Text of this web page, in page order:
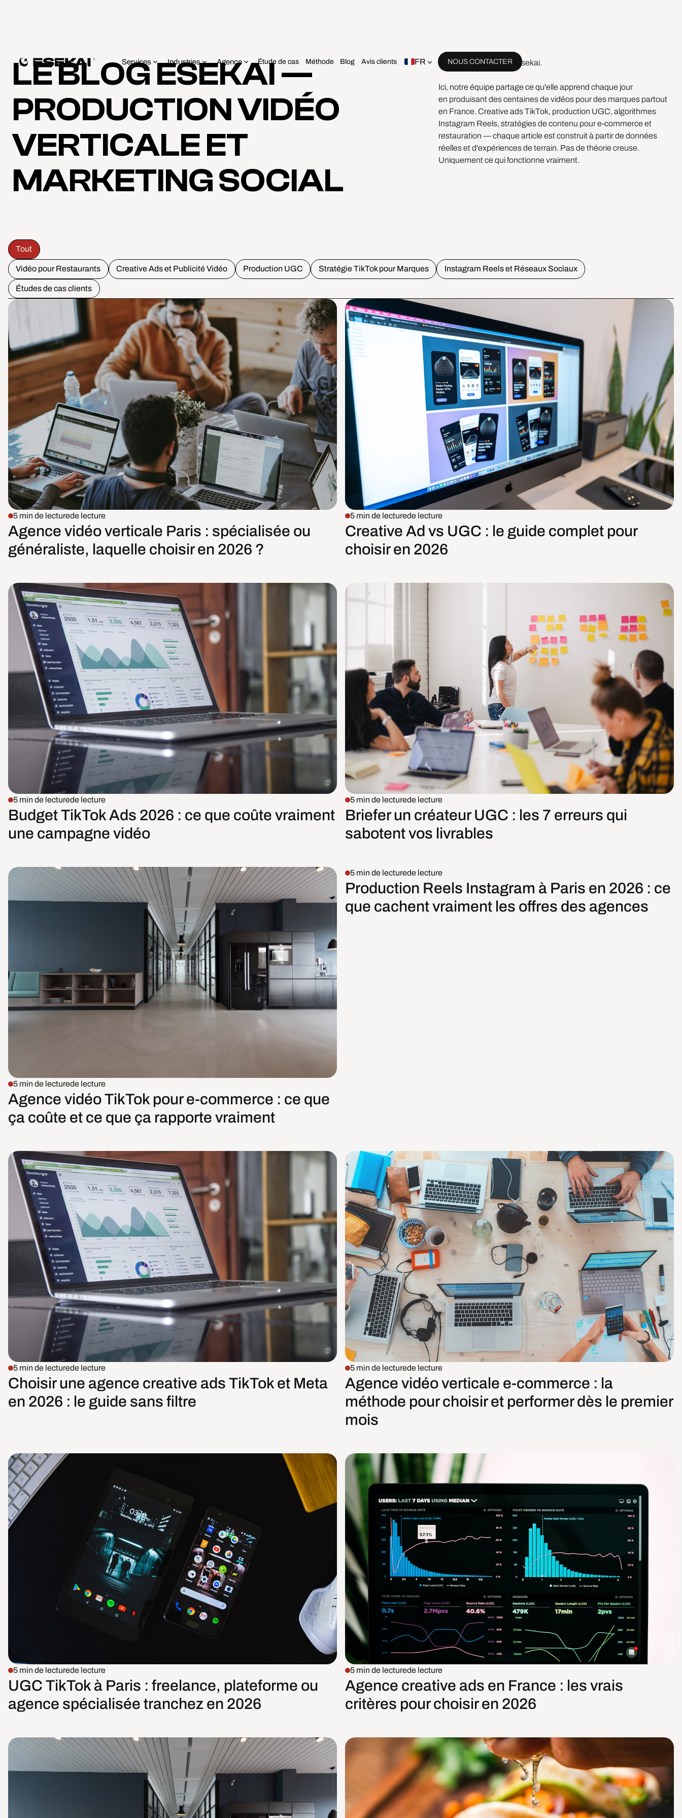
Services Industries Agence Étude de cas Méthode Blog Avis clients FR NOUS CONTACTER
LE BLOG ESEKAI —
PRODUCTION VIDÉO
VERTICALE ET
MARKETING SOCIAL
Bienvenue sur le blog Esekai.
Ici, notre équipe partage ce qu'elle apprend chaque jour
en produisant des centaines de vidéos pour des marques partout
en France. Creative ads TikTok, production UGC, algorithmes
Instagram Reels, stratégies de contenu pour e-commerce et
restauration — chaque article est construit à partir de données
réelles et d'expériences de terrain. Pas de théorie creuse.
Uniquement ce qui fonctionne vraiment.
Tout
Vidéo pour Restaurants Creative Ads et Publicité Vidéo Production UGC Stratégie TikTok pour Marques Instagram Reels et Réseaux Sociaux
Études de cas clients
5 min de lecturede lecture
Agence vidéo verticale Paris : spécialisée ou
généraliste, laquelle choisir en 2026 ?
5 min de lecturede lecture
Creative Ad vs UGC : le guide complet pour
choisir en 2026
5 min de lecturede lecture
Budget TikTok Ads 2026 : ce que coûte vraiment
une campagne vidéo
5 min de lecturede lecture
Briefer un créateur UGC : les 7 erreurs qui
sabotent vos livrables
5 min de lecturede lecture
Agence vidéo TikTok pour e-commerce : ce que
ça coûte et ce que ça rapporte vraiment
5 min de lecturede lecture
Production Reels Instagram à Paris en 2026 : ce
que cachent vraiment les offres des agences
5 min de lecturede lecture
Choisir une agence creative ads TikTok et Meta
en 2026 : le guide sans filtre
5 min de lecturede lecture
Agence vidéo verticale e-commerce : la
méthode pour choisir et performer dès le premier
mois
5 min de lecturede lecture
UGC TikTok à Paris : freelance, plateforme ou
agence spécialisée tranchez en 2026
5 min de lecturede lecture
Agence creative ads en France : les vrais
critères pour choisir en 2026